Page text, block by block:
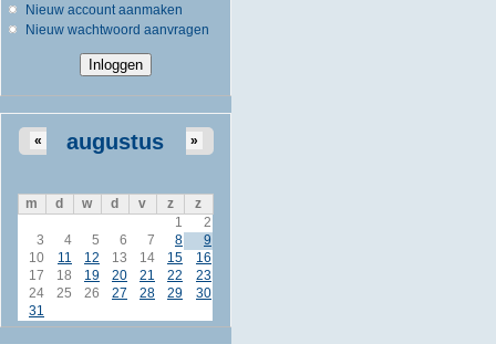
Nieuw account aanmaken
Nieuw wachtwoord aanvragen
augustus
« »
m d w d v z
z
1
2
3
4 5 6 7 8
9
10
11 12 13 14 15
16
17
18 19 20 21 22
23
24
25 26 27 28 29
30
31